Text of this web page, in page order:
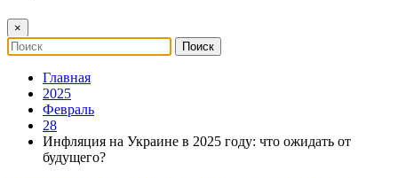
×
Главная
2025
Февраль
28
Инфляция на Украине в 2025 году: что ожидать от
будущего?